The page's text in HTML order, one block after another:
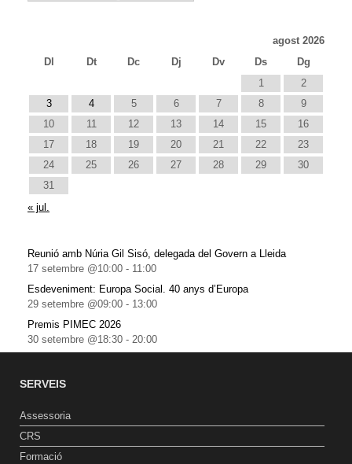
agost 2026
Dl
Dt Dc Dj Dv Ds
Dg
1
2
3
4 5 6 7 8
9
10
11 12 13 14 15
16
17
18 19 20 21 22
23
24
25 26 27 28 29
30
31
« jul.
Reunió amb Núria Gil Sisó, delegada del Govern a Lleida
17 setembre @10:00 - 11:00
Esdeveniment: Europa Social. 40 anys d’Europa
29 setembre @09:00 - 13:00
Premis PIMEC 2026
30 setembre @18:30 - 20:00
SERVEIS
Assessoria
CRS
Formació